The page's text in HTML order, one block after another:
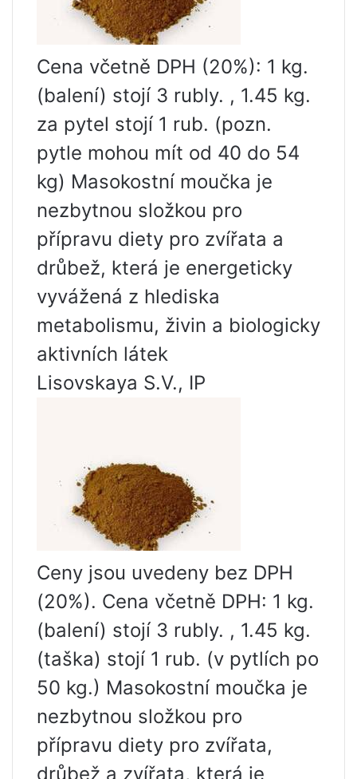
Cena včetně DPH (20%): 1 kg.
(balení) stojí 3 rubly. , 1.45 kg.
za pytel stojí 1 rub. (pozn.
pytle mohou mít od 40 do 54
kg) Masokostní moučka je
nezbytnou složkou pro
přípravu diety pro zvířata a
drůbež, která je energeticky
vyvážená z hlediska
metabolismu, živin a biologicky
aktivních látek
Lisovskaya S.V., IP
Ceny jsou uvedeny bez DPH
(20%). Cena včetně DPH: 1 kg.
(balení) stojí 3 rubly. , 1.45 kg.
(taška) stojí 1 rub. (v pytlích po
50 kg.) Masokostní moučka je
nezbytnou složkou pro
přípravu diety pro zvířata,
drůbež a zvířata, která je